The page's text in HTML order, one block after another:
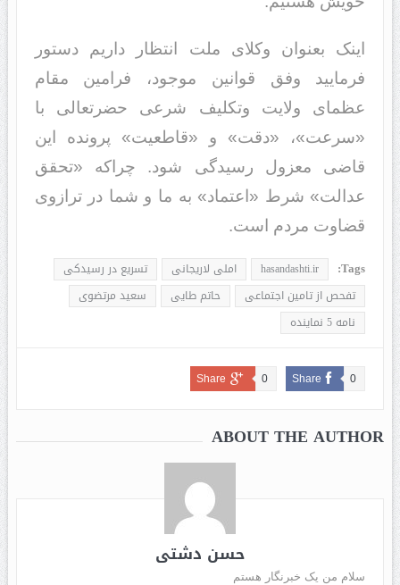
اینک بعنوان وکلای ملت انتظار داریم دستور
فرمایید وفق قوانین موجود، فرامین مقام
عظمای ولایت وتکلیف شرعی حضرتعالی با
«سرعت»، «دقت» و «قاطعیت» پرونده این
قاضی معزول رسیدگی شود. چراکه «تحقق
عدالت» شرط «اعتماد» به ما و شما در ترازوی
قضاوت مردم است.
Tags:
hasandashti.ir املی لاریجانی
تسریع در رسیدکی
تفحص از تامین اجتماعی
حاتم طایی
سعید مرتضوی
نامه 5 نماینده
Share 0
Share 0
ABOUT THE AUTHOR
حسن دشتی
سلام من یک خبرنگار هستم